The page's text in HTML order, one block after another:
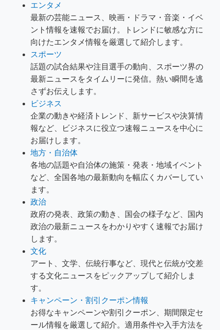
エンタメ
最新の芸能ニュース、映画・ドラマ・音楽・イベ
ント情報を速報でお届け。トレンドに敏感な方に
向けたエンタメ情報を厳選して紹介します。
スポーツ
話題の試合結果や注目選手の動向、スポーツ界の
最新ニュースをタイムリーに発信。熱い瞬間を逃
さずお伝えします。
ビジネス
企業の動きや経済トレンド、新サービスや決算情
報など、ビジネスに役立つ速報ニュースを中心に
お届けします。
地方・自治体
各地の話題や自治体の施策・発表・地域イベント
など、全国各地の最新動向を幅広くカバーしてい
ます。
政治
政府の発表、政策の動き、国会の様子など、国内
政治の最新ニュースをわかりやすく速報でお届け
します。
文化
アート、文学、伝統行事など、現代と伝統が交差
する文化ニュースをピックアップして紹介しま
す。
キャンペーン・割引クーポン情報
お得なキャンペーンや割引クーポン、期間限定セ
ール情報を厳選して紹介。適用条件や入手方法を